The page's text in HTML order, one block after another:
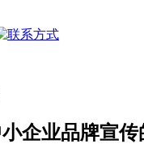
企业品牌宣